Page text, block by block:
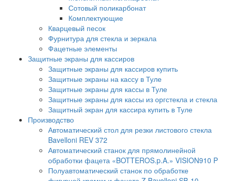
Сотовый поликарбонат
Комплектующие
Кварцевый песок
Фурнитура для стекла и зеркала
Фацетные элементы
Защитные экраны для кассиров
Защитные экраны для кассиров купить
Защитные экраны на кассу в Туле
Защитные экраны для кассы в Туле
Защитные экраны для кассы из оргстекла и стекла
Защитный экран для кассира купить в Туле
Производство
Автоматический стол для резки листового стекла
Bavelloni REV 372
Автоматический станок для прямолинейной
обработки фацета «BOTTEROS.p.A.» VISION910 P
Полуавтоматический станок по обработке